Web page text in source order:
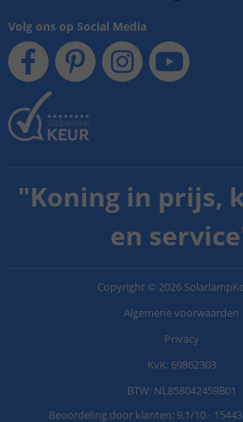
Volg ons op Social Media
"Koning in prijs,
en service
Copyright © 2026
Algemene voorwaarden
Privacy
KvK: 69862303
BTW: NL858042459B01
Beoordeling door klanten: 9.1/10-